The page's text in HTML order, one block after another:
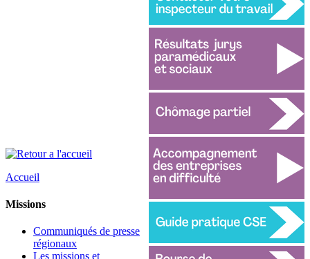
Accueil
Missions
Communiqués de presse
régionaux
Les missions et